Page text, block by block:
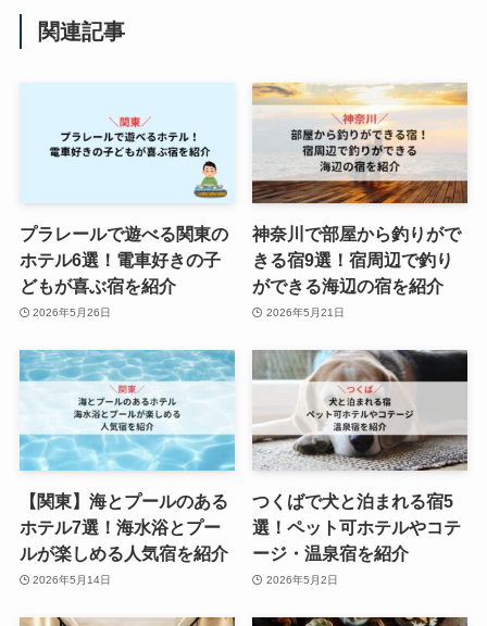
関連記事
プラレールで遊べる関東の
ホテル6選！電車好きの子
どもが喜ぶ宿を紹介
2026年5月26日
神奈川で部屋から釣りがで
きる宿9選！宿周辺で釣り
ができる海辺の宿を紹介
2026年5月21日
【関東】海とプールのある
ホテル7選！海水浴とプー
ルが楽しめる人気宿を紹介
2026年5月14日
つくばで犬と泊まれる宿5
選！ペット可ホテルやコテ
ージ・温泉宿を紹介
2026年5月2日